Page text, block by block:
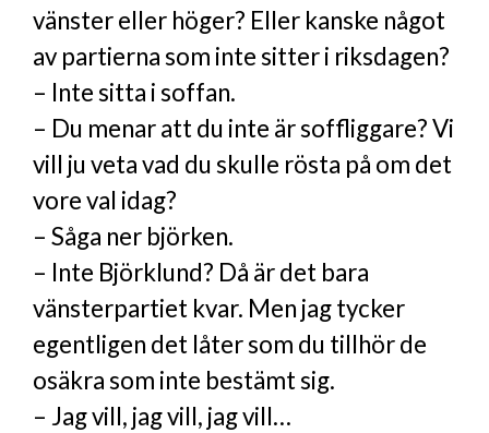
vänster eller höger? Eller kanske något
av partierna som inte sitter i riksdagen?
– Inte sitta i soffan.
– Du menar att du inte är soffliggare? Vi
vill ju veta vad du skulle rösta på om det
vore val idag?
– Såga ner björken.
– Inte Björklund? Då är det bara
vänsterpartiet kvar. Men jag tycker
egentligen det låter som du tillhör de
osäkra som inte bestämt sig.
– Jag vill, jag vill, jag vill…